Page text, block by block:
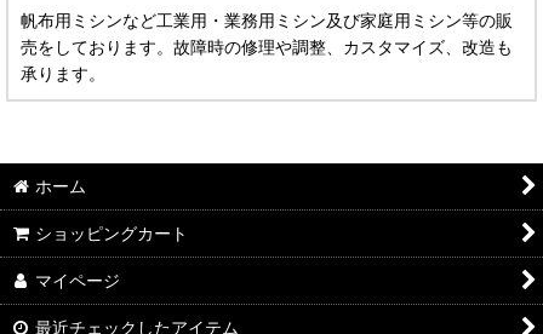
帆布用ミシンなど工業用・業務用ミシン及び家庭用ミシン等の販
売をしております。故障時の修理や調整、カスタマイズ、改造も
承ります。
ホーム
ショッピングカート
マイページ
最近チェックしたアイテム